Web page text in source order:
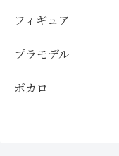
フィギュア
プラモデル
ボカロ